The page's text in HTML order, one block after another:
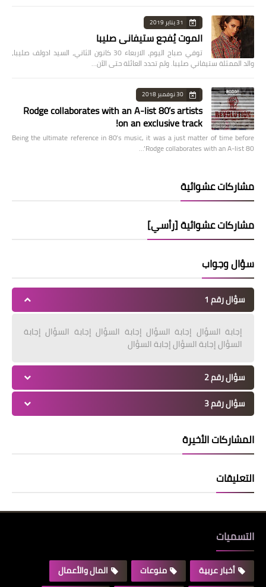
31 يناير 2019
الموت يُفجع ستيفاني صليبا
توفي صباح اليوم، الاربعاء 30 كانون الثاني، السيد ادولف صليبا،
والد الممثلة ستيفاني صليبا. ولم تحدد العائلة حتى الآن…
30 نوفمبر 2018
Rodge collaborates with an A-list 80’s artists
on an exclusive track!
Being the ultimate reference in 80’s music, it was a just matter of time before
Rodge collaborates with an A-list 80’…
مشاركات عشوائية
مشاركات عشوائية [رأسي]
سؤال وجواب
سؤال رقم 1
إجابة السؤال إجابة السؤال إجابة السؤال إجابة السؤال إجابة
السؤال إجابة السؤال إجابة السؤال
سؤال رقم 2
سؤال رقم 3
المشاركات الأخيرة
التعليقات
التسميات
أخبار عربية منوعات
المال والأعمال